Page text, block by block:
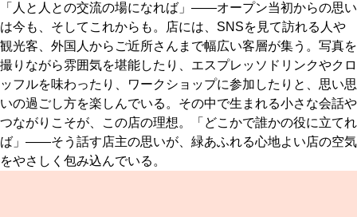
「人と人との交流の場になれば」――オープン当初からの思い
は今も、そしてこれからも。店には、SNSを見て訪れる人や
観光客、外国人からご近所さんまで幅広い客層が集う。写真を
撮りながら雰囲気を堪能したり、エスプレッソドリンクやクロ
ッフルを味わったり、ワークショップに参加したりと、思い思
いの過ごし方を楽しんでいる。その中で生まれる小さな会話や
つながりこそが、この店の理想。「どこかで誰かの役に立てれ
ば」――そう話す店主の思いが、緑あふれる心地よい店の空気
をやさしく包み込んでいる。